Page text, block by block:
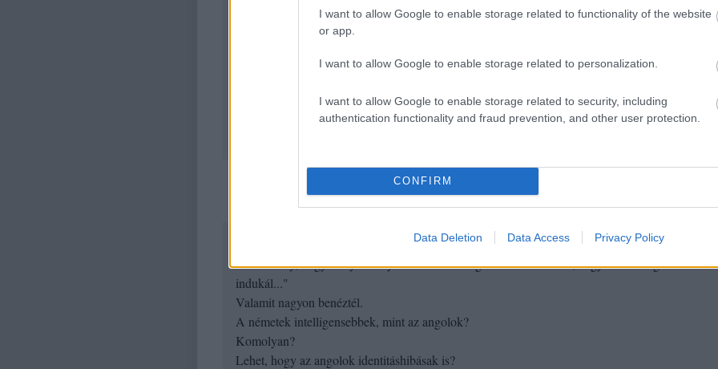
I want to allow Google to enable storage related to functionality of the website
or app.
I want to allow Google to enable storage related to personalization.
I want to allow Google to enable storage related to security, including
authentication functionality and fraud prevention, and other user protection.
CONFIRM
Data Deletion Data Access Privacy Policy
A többinél partner függő, milyen nyelv hasznosabb. Német partnernél német, többinél
ha külföldi munkavállalást nézzük, akkor szerintem a német hasznosabb, mert kevesebben
világ szinten is, és a gazdaság is stabil.
dr. jenőke (jenőke)2013.01.07. 11:04:50
"...az a tény, hogy bonyolult nyelv összetettebb gondolkodásmódot, nagyobb intelligenciát
indukál..."
Valamit nagyon benéztél.
A németek intelligensebbek, mint az angolok?
Komolyan?
Lehet, hogy az angolok identitáshibásak is?